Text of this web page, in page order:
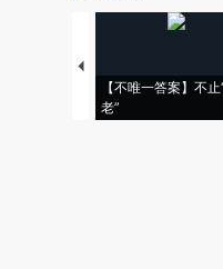
【不唯一答案】不
老”